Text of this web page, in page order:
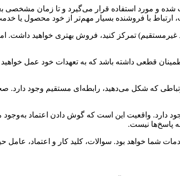
و مورد استفاده قرار می‌گیرد و تا زمان مشخصی
ارتباط با فروشنده بسیار مهم‌تر از خود محصول یا
تمرکز کنید، فروش بهتری خواهید داشت.
قطعی داشته باشد که به تعهدات خود عمل خواهید
که شکل می‌دهید، رابطه‌ای مستقیم وجود
واقعیت این است که گوش دادن اعتماد به‌وجود
پاسخ‌ها نیست.
خواهد بود. سوالات، کلید کار و اعتماد، عامل